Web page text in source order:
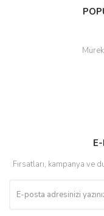
Fırsatları, kampanya ve